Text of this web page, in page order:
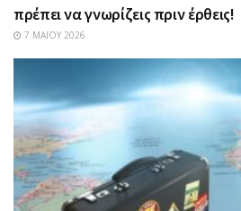
πρέπει να γνωρίζεις πριν έρθεις!
7 ΜΑΪ́ΟΥ 2026